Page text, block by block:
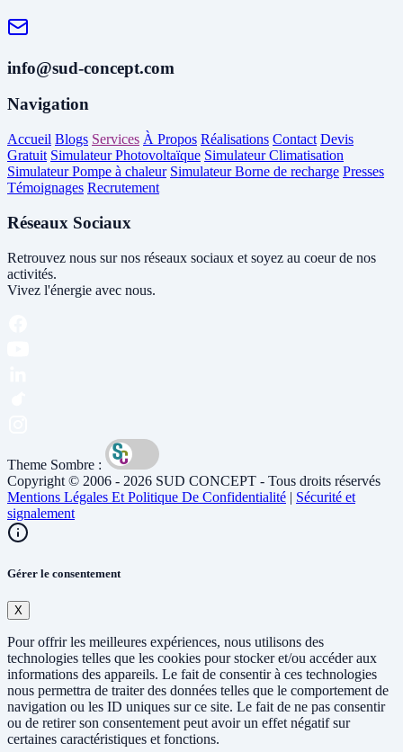
info@sud-concept.com
Navigation
Accueil Blogs Services À Propos Réalisations Contact Devis
Gratuit Simulateur Photovoltaïque Simulateur Climatisation
Simulateur Pompe à chaleur Simulateur Borne de recharge Presses
Témoignages Recrutement
Réseaux Sociaux
Retrouvez nous sur nos réseaux sociaux et soyez au coeur de nos
activités.
Vivez l'énergie avec nous.
Theme Sombre :
Copyright © 2006 - 2026 SUD CONCEPT - Tous droits réservés
Mentions Légales Et Politique De Confidentialité | Sécurité et
signalement
Gérer le consentement
X
Pour offrir les meilleures expériences, nous utilisons des
technologies telles que les cookies pour stocker et/ou accéder aux
informations des appareils. Le fait de consentir à ces technologies
nous permettra de traiter des données telles que le comportement de
navigation ou les ID uniques sur ce site. Le fait de ne pas consentir
ou de retirer son consentement peut avoir un effet négatif sur
certaines caractéristiques et fonctions.